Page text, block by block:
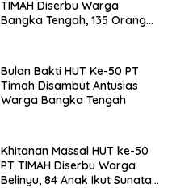
TIMAH Diserbu Warga
Bangka Tengah, 135 Orang
Bulan Bakti HUT Ke-50 PT
Timah Disambut Antusias
Warga Bangka Tengah
Khitanan Massal HUT ke-50
PT TIMAH Diserbu Warga
Belinyu, 84 Anak Ikut Sunatan